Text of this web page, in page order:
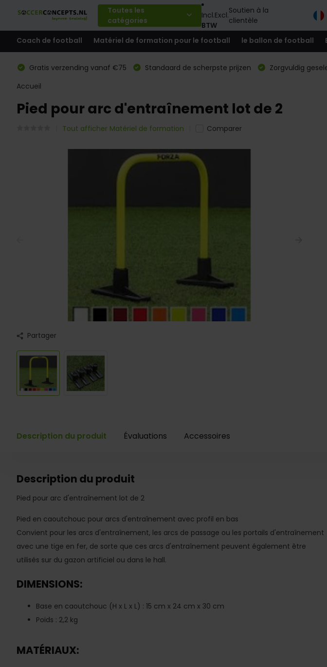
Toutes les
catégories
Incl.Excl.
BTW
Soutien à la
clientèle
Coach de football Matériel de formation pour le football le ballon de football
Gratis verzending vanaf €75 Standaard de scherpste prijzen
Zorgvuldig
Accueil
Pied pour arc d'entraînement lot de 2
Tout afficher Matériel de formation Comparer
Partager
Description du produit Évaluations Accessoires
Description du produit
Pied pour arc d'entraînement lot de 2
Pied en caoutchouc pour arcs d'entraînement avec profil en bas
Convient pour les arcs d'entraînement, les arcs de passage ou les portails d'entraînement
avec une tige en fer, de sorte que ces arcs d'entraînement peuvent également être
utilisés sur du gazon artificiel ou dans le hall.
DIMENSIONS:
Base en caoutchouc (H x L x L) : 15 cm x 24 cm x 30 cm
Poids : 2,2 kg
MATÉRIAUX: